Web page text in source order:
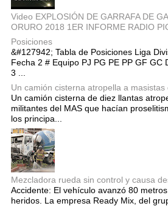
Video EXPLOSIÓN DE GARRAFA DE
ORURO 2018 1ER INFORME RADIO
Posiciones
&#127942; Tabla de Posiciones Liga
Fecha 2 # Equipo PJ PG PE PP GF GC
3 ...
Un camión cisterna atropella a masistas
Un camión cisterna de diez llantas
militantes del MAS que hacían
los principa...
Mezcladora rueda sin control y causa
Accidente: El vehículo avanzó 80
heridos. La empresa Ready Mix, del